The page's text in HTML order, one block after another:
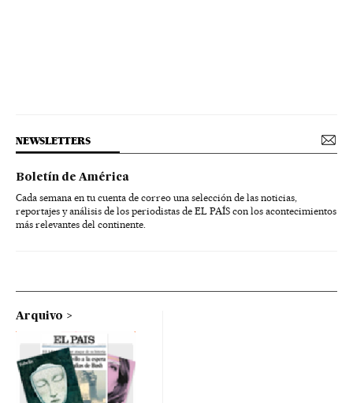
NEWSLETTERS
Boletín de América
Cada semana en tu cuenta de correo una selección de las noticias,
reportajes y análisis de los periodistas de EL PAÍS con los acontecimientos
más relevantes del continente.
Arquivo